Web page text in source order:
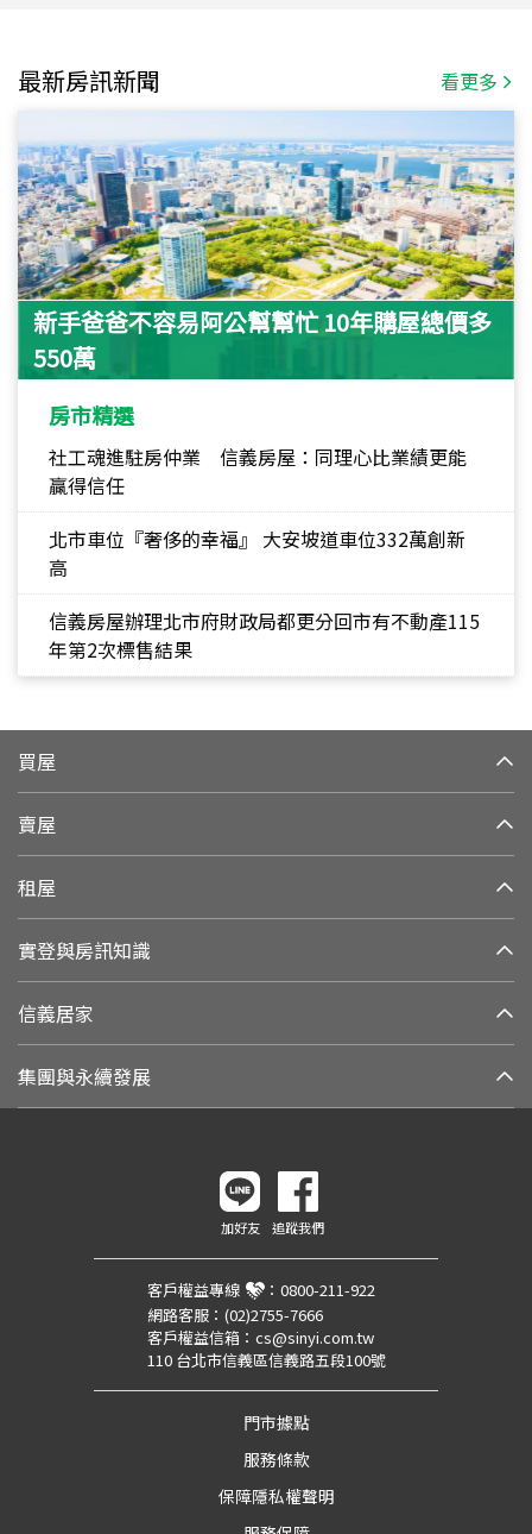
最新房訊新聞 看更多
新手爸爸不容易阿公幫幫忙 10年購屋總價多
550萬
房市精選
社工魂進駐房仲業 信義房屋：同理心比業績更能
贏得信任
北市車位『奢侈的幸福』 大安坡道車位332萬創新
高
信義房屋辦理北市府財政局都更分回市有不動產115
年第2次標售結果
買屋
賣屋
租屋
實登與房訊知識
信義居家
集團與永續發展
加好友 追蹤我們
客戶權益專線 ： 0800-211-922
網路客服： (02)2755-7666
客戶權益信箱： cs@sinyi.com.tw
110 台北市信義區信義路五段100號
門市據點
服務條款
保障隱私權聲明